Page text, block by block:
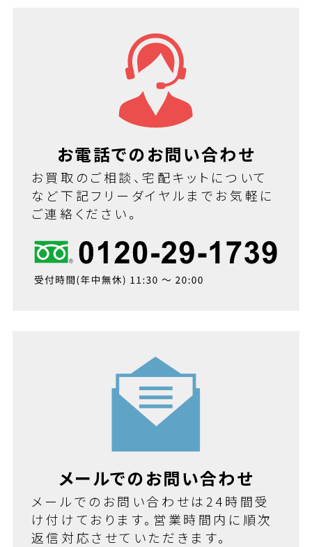
お電話でのお問い合わせ
お買取のご相談、宅配キットについて
など下記フリーダイヤルまでお気軽に
ご連絡ください。
メールでのお問い合わせ
メールでのお問い合わせは24時間受
け付けております。営業時間内に順次
返信対応させていただきます。